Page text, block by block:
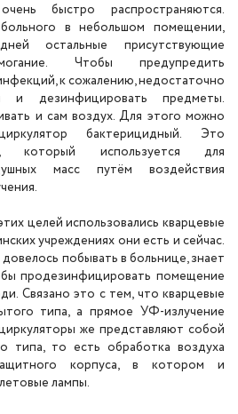
быстро распространяются.
в небольшом помещении,
остальные присутствующие
Чтобы предупредить
к сожалению, недостаточно
дезинфицировать предметы.
и сам воздух. Для этого можно
бактерицидный. Это
который используется для
масс путём воздействия
целей использовались кварцевые
учреждениях они есть и сейчас.
побывать в больнице, знает
продезинфицировать помещение
Связано это с тем, что кварцевые
типа, а прямое УФ-излучение
же представляют собой
типа, то есть обработка воздуха
корпуса, в котором и
лампы.